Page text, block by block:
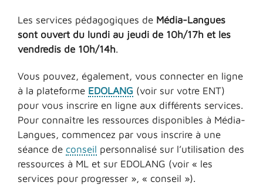
Les services pédagogiques de Média-Langues
sont ouvert du lundi au jeudi de 10h/17h et les
vendredis de 10h/14h.
Vous pouvez, également, vous connecter en ligne
à la plateforme EDOLANG (voir sur votre ENT)
pour vous inscrire en ligne aux différents services.
Pour connaître les ressources disponibles à Média-
Langues, commencez par vous inscrire à une
séance de conseil personnalisé sur l’utilisation des
ressources à ML et sur EDOLANG (voir « les
services pour progresser », « conseil »).